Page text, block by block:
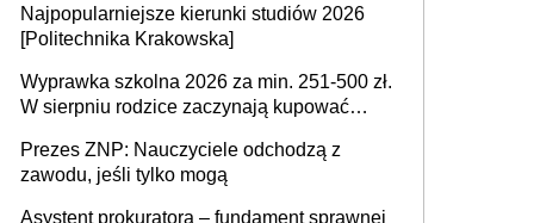
Najpopularniejsze kierunki studiów 2026
[Politechnika Krakowska]
Wyprawka szkolna 2026 za min. 251-500 zł.
W sierpniu rodzice zaczynają kupować
wydatek sięgający ponad 1 tys. zł
Prezes ZNP: Nauczyciele odchodzą z
zawodu, jeśli tylko mogą
Asystent prokuratora – fundament sprawnej